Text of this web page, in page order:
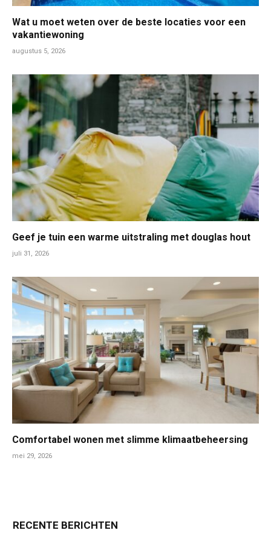
Wat u moet weten over de beste locaties voor een
vakantiewoning
augustus 5, 2026
Geef je tuin een warme uitstraling met douglas hout
juli 31, 2026
Comfortabel wonen met slimme klimaatbeheersing
mei 29, 2026
RECENTE BERICHTEN